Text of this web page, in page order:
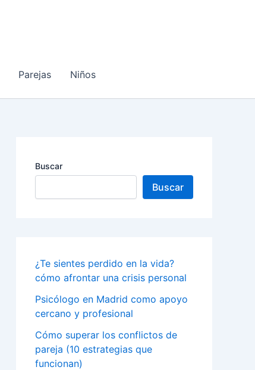
Parejas Niños
Buscar
Buscar
¿Te sientes perdido en la vida?
cómo afrontar una crisis personal
Psicólogo en Madrid como apoyo
cercano y profesional
Cómo superar los conflictos de
pareja (10 estrategias que
funcionan)